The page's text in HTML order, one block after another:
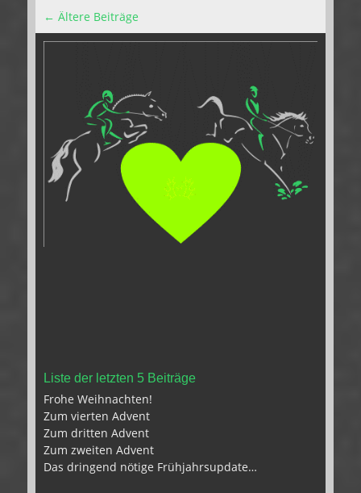
Beitragsnavigation
← Ältere Beiträge
Liste der letzten 5 Beiträge
Frohe Weihnachten!
Zum vierten Advent
Zum dritten Advent
Zum zweiten Advent
Das dringend nötige Frühjahrsupdate…